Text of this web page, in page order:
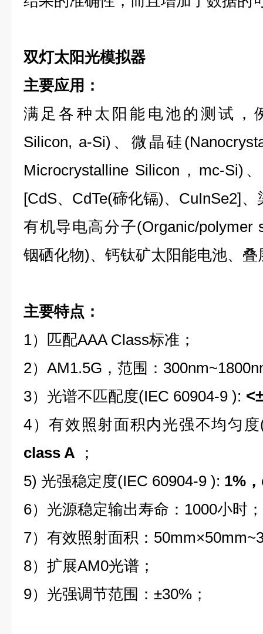
双灯太阳光模拟器
主要应用：
满足各种太阳能电池的测试，
Silicon, a-Si)、微晶硅
Microcrystalline Silicon，mc-Si)
[CdS、CdTe(碲化镉)、CuInSe2]
有机导电高分子(Organic/polymer
铟硒化物)、钙钛矿太阳能电池、
主要特点：
1）匹配AAA Class标准；
2）AM1.5G， 范围：
3）光谱不匹配度(IEC 60904-9 ):
4）有效照射面积内光强不均匀
class A
；
5) 光强稳定度(IEC 60904-9 ): 1%
6）光源稳定输出寿命：1000小时；
7）有效照射面积：
8）扩展AM0光谱；
9）光强调节范围：±30%；